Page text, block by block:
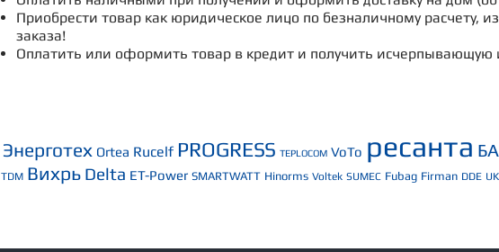
Приобрести товар как юридическое лицо по безналичному расчету,
заказа!
Оплатить или оформить товар в кредит и получить исчерпывающую
Энерготех Ortea Rucelf PROGRESS TEPLOCOM VoTo ресанта
TDM Вихрь Delta ET-Power SMARTWATT Hinorms Voltek SUMEC Fubag Firman DDE